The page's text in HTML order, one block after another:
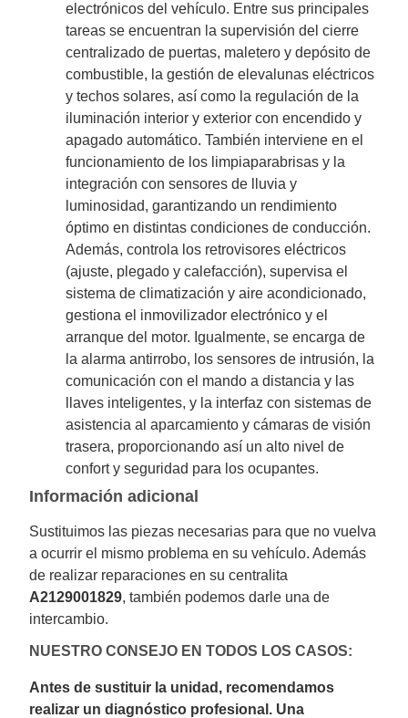
electrónicos del vehículo. Entre sus principales
tareas se encuentran la supervisión del cierre
centralizado de puertas, maletero y depósito de
combustible, la gestión de elevalunas eléctricos
y techos solares, así como la regulación de la
iluminación interior y exterior con encendido y
apagado automático. También interviene en el
funcionamiento de los limpiaparabrisas y la
integración con sensores de lluvia y
luminosidad, garantizando un rendimiento
óptimo en distintas condiciones de conducción.
Además, controla los retrovisores eléctricos
(ajuste, plegado y calefacción), supervisa el
sistema de climatización y aire acondicionado,
gestiona el inmovilizador electrónico y el
arranque del motor. Igualmente, se encarga de
la alarma antirrobo, los sensores de intrusión, la
comunicación con el mando a distancia y las
llaves inteligentes, y la interfaz con sistemas de
asistencia al aparcamiento y cámaras de visión
trasera, proporcionando así un alto nivel de
confort y seguridad para los ocupantes.
Información adicional
Sustituimos las piezas necesarias para que no vuelva
a ocurrir el mismo problema en su vehículo. Además
de realizar reparaciones en su centralita
A2129001829, también podemos darle una de
intercambio.
NUESTRO CONSEJO EN TODOS LOS CASOS:
Antes de sustituir la unidad, recomendamos
realizar un diagnóstico profesional. Una